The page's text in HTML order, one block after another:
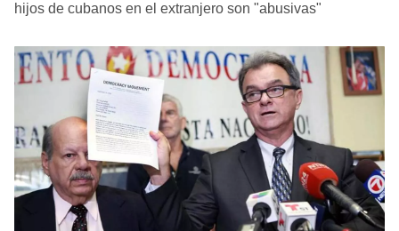
hijos de cubanos en el extranjero son "abusivas"